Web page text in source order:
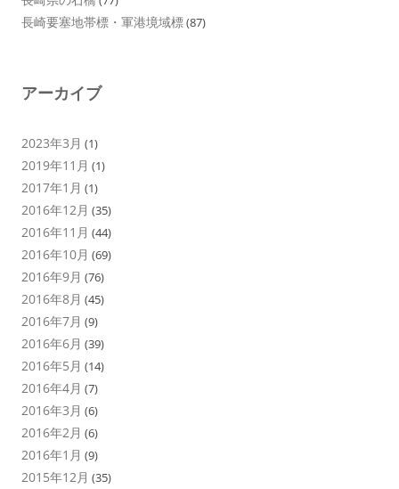
長崎要塞地帯標・軍港境域標(87)
アーカイブ
2023年3月 (1)
2019年11月 (1)
2017年1月 (1)
2016年12月 (35)
2016年11月 (44)
2016年10月 (69)
2016年9月 (76)
2016年8月 (45)
2016年7月 (9)
2016年6月 (39)
2016年5月 (14)
2016年4月 (7)
2016年3月 (6)
2016年2月 (6)
2016年1月 (9)
2015年12月 (35)